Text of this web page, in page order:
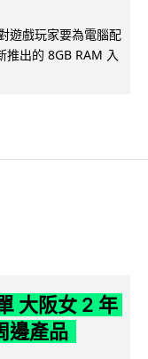
遊戲玩家要為電腦配
推出的 8GB RAM 入
大阪女 2 年
邊產品